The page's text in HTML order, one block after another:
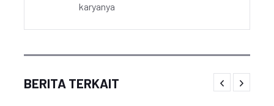
karyanya
BERITA TERKAIT